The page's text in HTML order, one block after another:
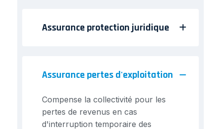
Assurance protection juridique
Assurance pertes d'exploitation
Compense la collectivité pour les
pertes de revenus en cas
d'interruption temporaire des